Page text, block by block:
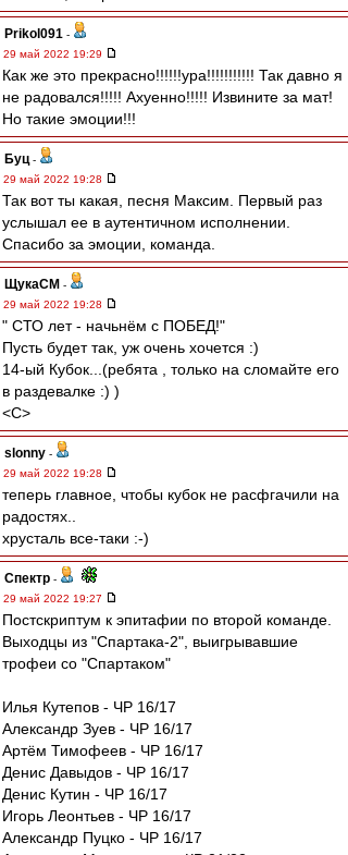
Prikol091 -
29 май 2022 19:29
Как же это прекрасно!!!!!!ура!!!!!!!!!!! Так давно я
не радовался!!!!! Ахуенно!!!!! Извините за мат!
Но такие эмоции!!!
Буц -
29 май 2022 19:28
Так вот ты какая, песня Максим. Первый раз
услышал ее в аутентичном исполнении.
Спасибо за эмоции, команда.
ЩукаСМ -
29 май 2022 19:28
" СТО лет - начьнём с ПОБЕД!"
Пусть будет так, уж очень хочется :)
14-ый Кубок...(ребята , только на сломайте его
в раздевалке :) )
<C>
slonny -
29 май 2022 19:28
теперь главное, чтобы кубок не расфгачили на
радостях..
хрусталь все-таки :-)
Спектр -
29 май 2022 19:27
Постскриптум к эпитафии по второй команде.
Выходцы из "Спартака-2", выигрывавшие
трофеи со "Спартаком"
Илья Кутепов - ЧР 16/17
Александр Зуев - ЧР 16/17
Артём Тимофеев - ЧР 16/17
Денис Давыдов - ЧР 16/17
Денис Кутин - ЧР 16/17
Игорь Леонтьев - ЧР 16/17
Александр Пуцко - ЧР 16/17